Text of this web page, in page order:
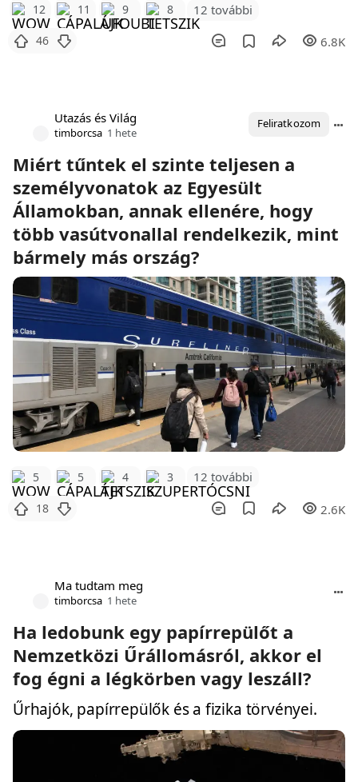
12 11 9 8 12 további
46 6.8K
Utazás és Világ
timborcsa 1 hete
Feliratkozom
Miért tűntek el szinte teljesen a
személyvonatok az Egyesült
Államokban, annak ellenére, hogy
több vasútvonallal rendelkezik, mint
bármely más ország?
5 5 4 3 12 további
18 2.6K
Ma tudtam meg
timborcsa 1 hete
Ha ledobunk egy papírrepülőt a
Nemzetközi Űrállomásról, akkor el
fog égni a légkörben vagy leszáll?
Űrhajók, papírrepülők és a fizika törvényei.